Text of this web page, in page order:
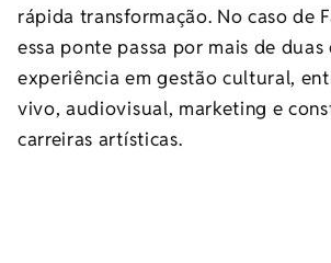
rápida transformação. No caso de
essa ponte passa por mais de duas
experiência em gestão cultural,
vivo, audiovisual, marketing e
carreiras artísticas.